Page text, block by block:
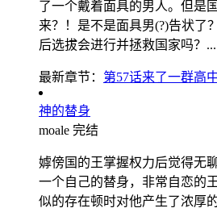
了一个戴着面具的男人。但是
来？！是不是面具男(?)告状了
后选拔会进行并拯救国家吗？...
最新章节： 第57话来了一群高
神的替身
moale 完结
嫭傍国的王掌握权力后觉得无
一个自己的替身，非常自恋的
似的存在顿时对他产生了浓厚